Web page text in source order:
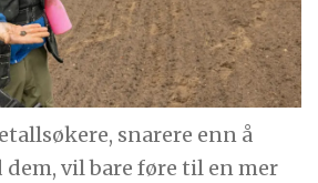
snarere enn å
dem, vil bare føre til en mer